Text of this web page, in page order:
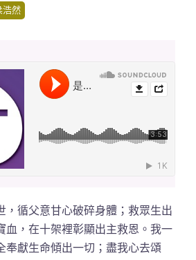
浩然
，循父意甘心破碎身體；救眾生出
血，在十架裡彰顯出主救恩。我一
奉獻生命傾出一切；盡我心去頌